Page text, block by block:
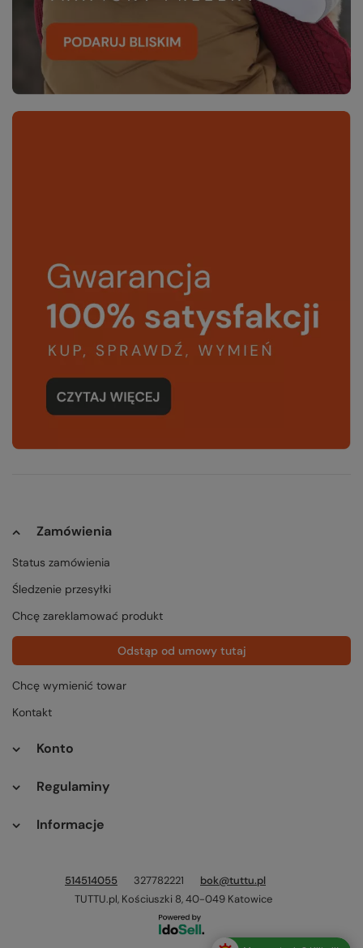
Zamówienia
Status zamówienia
Śledzenie przesyłki
Chcę zareklamować produkt
Odstąp od umowy tutaj
Chcę wymienić towar
Kontakt
Konto
Regulaminy
Informacje
514514055 327782221
bok@tuttu.pl
TUTTU.pl, Kościuszki 8,40-049 Katowice